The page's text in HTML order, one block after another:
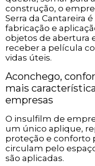
construção, o
Serra da Cantareira
fabricação e
objetos de abertura
receber a película
vidas úteis.
Aconchego,
mais
empresas
O insulfilm de
um único aplique,
proteção e conforto
circulam pelo
são aplicadas.